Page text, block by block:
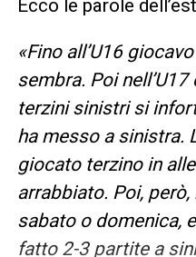
Ecco le parole
«Fino all’U16
sembra. Poi
terzini sinistri si
ha messo a sinistra.
giocato terzino in
arrabbiato. Poi,
sabato o domenica,
fatto 2-3 partite a